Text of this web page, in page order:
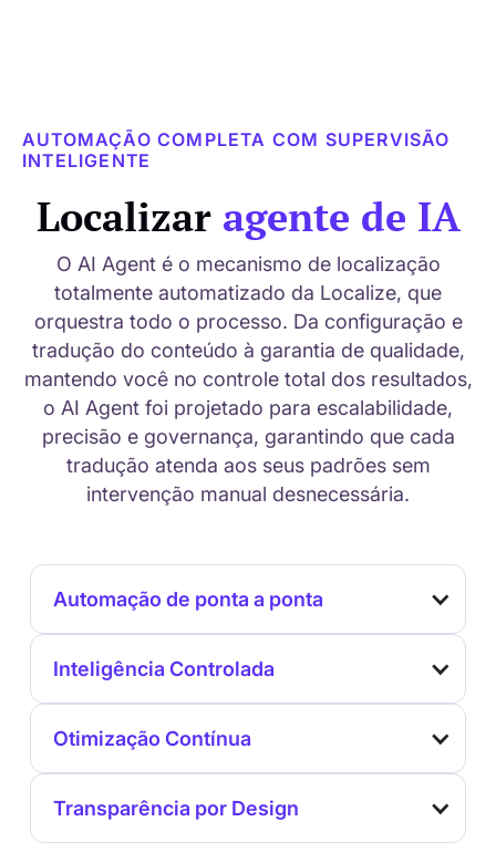
AUTOMAÇÃO COMPLETA COM SUPERVISÃO
INTELIGENTE
Localizar agente de IA
O AI Agent é o mecanismo de localização
totalmente automatizado da Localize, que
orquestra todo o processo. Da configuração e
tradução do conteúdo à garantia de qualidade,
mantendo você no controle total dos resultados,
o AI Agent foi projetado para escalabilidade,
precisão e governança, garantindo que cada
tradução atenda aos seus padrões sem
intervenção manual desnecessária.
Automação de ponta a ponta
Inteligência Controlada
Otimização Contínua
Transparência por Design